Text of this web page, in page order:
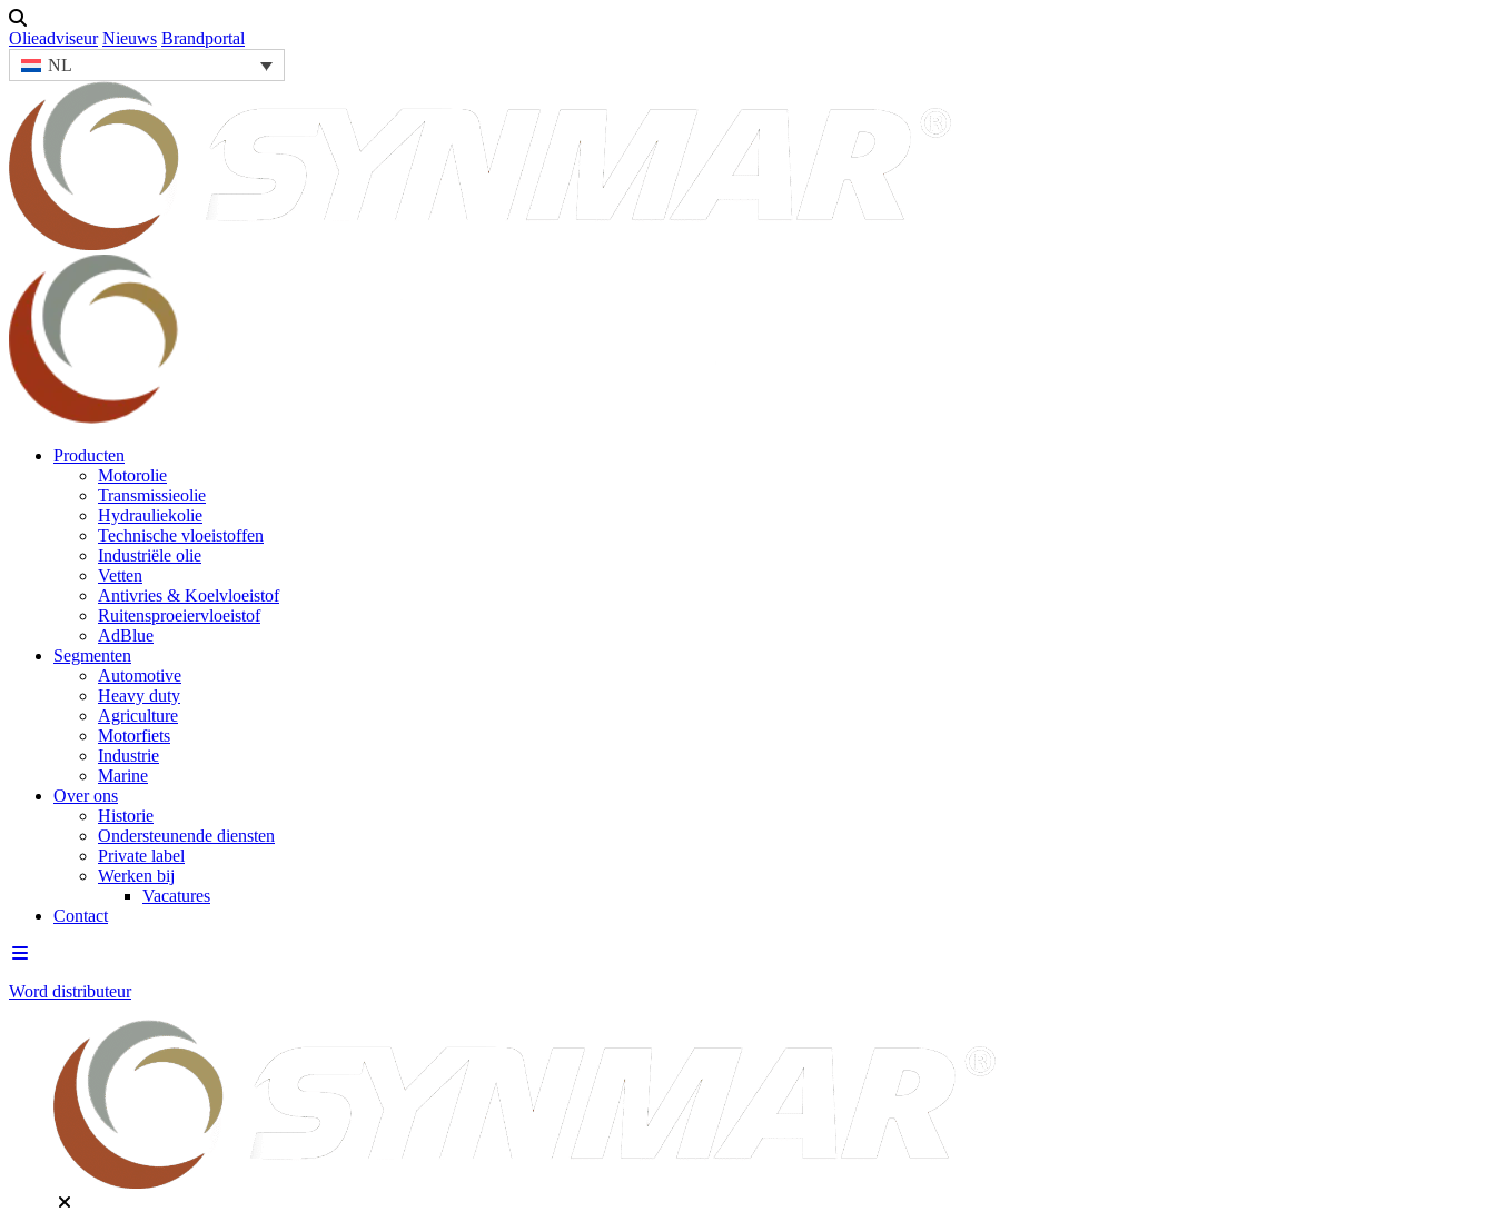
Olieadviseur Nieuws Brandportal
NL
Producten
Motorolie
Transmissieolie
Hydrauliekolie
Technische vloeistoffen
Industriële olie
Vetten
Antivries & Koelvloeistof
Ruitensproeiervloeistof
AdBlue
Segmenten
Automotive
Heavy duty
Agriculture
Motorfiets
Industrie
Marine
Over ons
Historie
Ondersteunende diensten
Private label
Werken bij
Vacatures
Contact
Word distributeur